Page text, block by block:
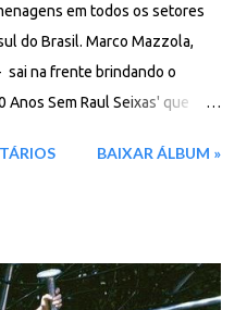
em todos os setores
do Brasil. Marco Mazzola,
sai na frente brindando o
Sem Raul Seixas' que
Gold (Ouro de Tolo) e
06. Orange Juice 07.
BAIXAR ÁLBUM »